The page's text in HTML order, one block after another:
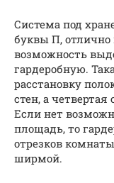
Система под
буквы П, отлично
возможность
гардеробную.
расстановку
стен, а
Если нет
площадь, то
отрезков
ширмой.